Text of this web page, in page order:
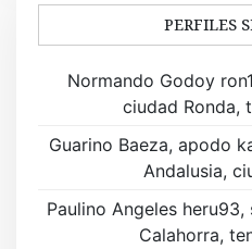
ó
n
PERFILES
Normando Godoy
ciudad Ronda,
Guarino Baeza, apodo
Andalusia,
Paulino Angeles
Calahorra,